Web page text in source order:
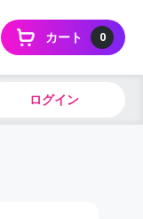
0
カート
ログイン